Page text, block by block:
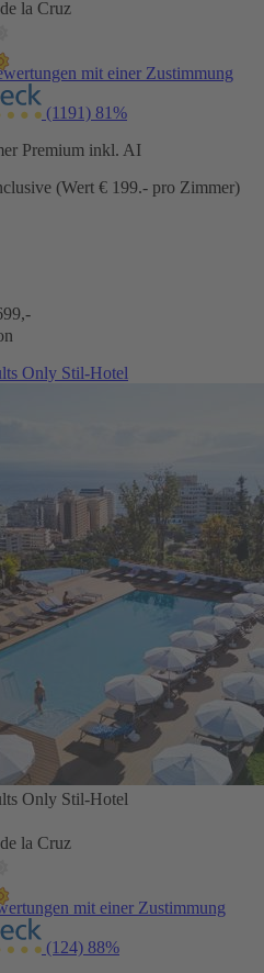
la Cruz
mit einer Zustimmung
(1191) 81%
Premium inkl. AI
(Wert € 199.- pro Zimmer)
Only Stil-Hotel
Only Stil-Hotel
la Cruz
mit einer Zustimmung
(124) 88%